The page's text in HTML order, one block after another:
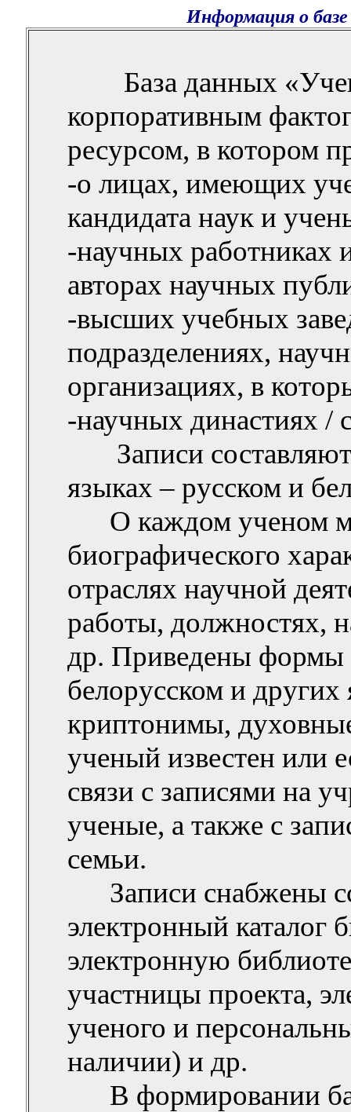
Информация о
База данных
корпоративным
ресурсом, в котором
-о лицах, имеющих
кандидата наук и
-научных работниках
авторах научных
-высших учебных
подразделениях,
организациях, в
-научных династиях /
Записи
языках – русском и
О каждом ученом
биографического
отраслях научной
работы, должностях,
др. Приведены формы
белорусском и
криптонимы,
ученый известен или
связи с записями на
ученые, а также с
семьи.
Записи снабжены
электронный каталог
электронную
участницы проекта,
ученого и
наличии) и др.
В формировании